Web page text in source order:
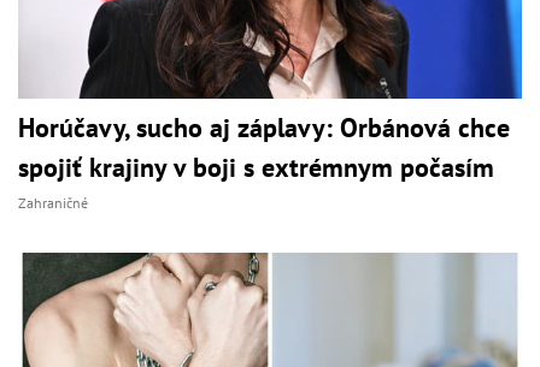
Horúčavy, sucho aj záplavy: Orbánová chce
spojiť krajiny v boji s extrémnym počasím
Zahraničné